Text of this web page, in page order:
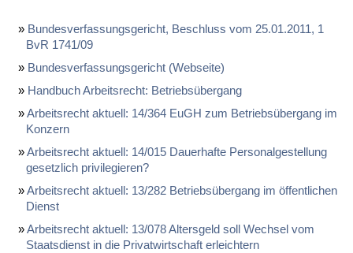
Bun­des­ver­fas­sungs­ge­richt, Be­schluss vom 25.01.2011, 1
BvR 1741/09
Bun­des­ver­fas­sungs­ge­richt (Web­sei­te)
Hand­buch Ar­beits­recht: Be­triebs­über­gang
Ar­beits­recht ak­tu­ell: 14/364 EuGH zum Be­triebs­über­gang im
Kon­zern
Ar­beits­recht ak­tu­ell: 14/015 Dau­er­haf­te Per­so­nal­ge­stel­lung
ge­setz­lich pri­vi­le­gie­ren?
Ar­beits­recht ak­tu­ell: 13/282 Be­triebs­über­gang im öf­fent­li­chen
Dienst
Ar­beits­recht ak­tu­ell: 13/078 Al­ters­geld soll Wech­sel vom
Staats­dienst in die Pri­vat­wirt­schaft er­leich­tern